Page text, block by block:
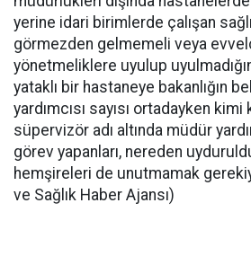
yerine idari birimlerde çalışan
görmezden gelmemeli veya
yönetmeliklere uyulup
yataklı bir hastaneye bakanlığın
yardımcısı sayısı ortadayken
süpervizör adı altında müdür
görev yapanları, nereden
hemşireleri de unutmamak
ve Sağlık Haber Ajansı)